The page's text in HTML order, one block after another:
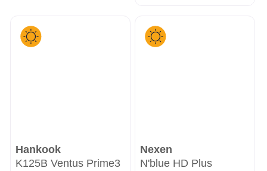
Hankook
K125B Ventus Prime3
Nexen
N'blue HD Plus